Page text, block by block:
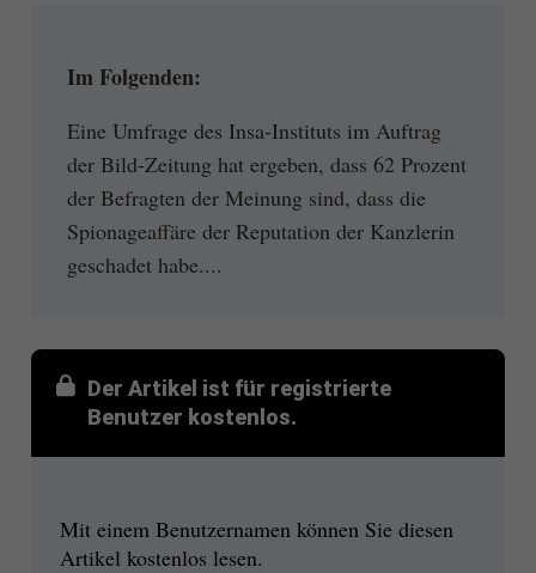
Im Folgenden:
Eine Umfrage des Insa-Instituts im Auftrag
der Bild-Zeitung hat ergeben, dass 62 Prozent
der Befragten der Meinung sind, dass die
Spionageaffäre der Reputation der Kanzlerin
geschadet habe....
Der Artikel ist für registrierte
Benutzer kostenlos.
Mit einem Benutzernamen können Sie diesen
Artikel kostenlos lesen.